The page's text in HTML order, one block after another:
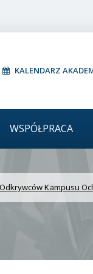
KALENDARZ
WSPÓŁPRACA
Kampusu